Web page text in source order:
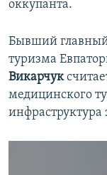
оккупанта.
Бывший главный
туризма
Викарчук
медицинского
инфраструктура